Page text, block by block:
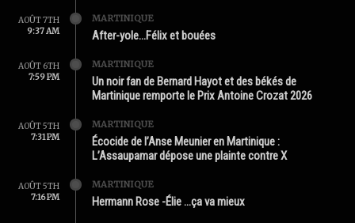
AOÛT 7TH
9:37 AM
MARTINIQUE
After-yole…Félix et bouées
AOÛT 6TH
7:59 PM
MARTINIQUE
Un noir fan de Bernard Hayot et des békés de
Martinique remporte le Prix Antoine Crozat 2026
AOÛT 5TH
7:31 PM
MARTINIQUE
Écocide de l’Anse Meunier en Martinique :
L’Assaupamar dépose une plainte contre X
AOÛT 5TH
7:16 PM
MARTINIQUE
Hermann Rose -Élie …ça va mieux